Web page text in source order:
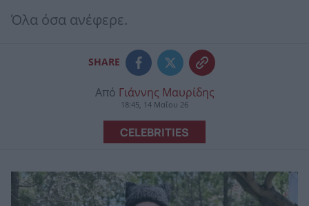
Όλα όσα ανέφερε.
SHARE
Από Γιάννης Μαυρίδης
18:45, 14 Μαΐου 26
CELEBRITIES